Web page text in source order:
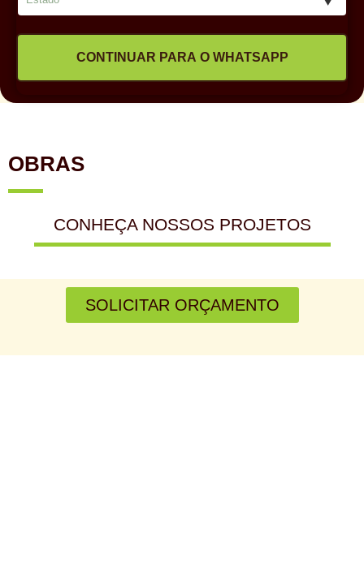
CONTINUAR PARA O WHATSAPP
OBRAS
CONHEÇA NOSSOS PROJETOS
SOLICITAR ORÇAMENTO